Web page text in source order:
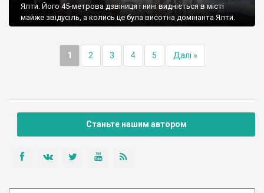
Ялти. Його 45-метрова дзвіниця і нині видніється в місті
майже звідусіль, а колись це була висотна домінанта Ялти.
1 2 3 4 5 Далі »
Станьте нашим автором